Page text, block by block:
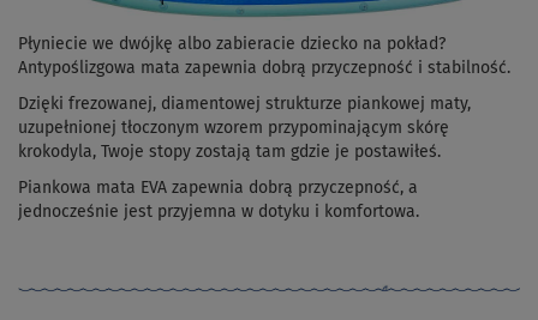
Płyniecie we dwójkę albo zabieracie dziecko na pokład?
Antypoślizgowa mata zapewnia dobrą przyczepność i stabilność.
Dzięki frezowanej, diamentowej strukturze piankowej maty,
uzupełnionej tłoczonym wzorem przypominającym skórę
krokodyla, Twoje stopy zostają tam gdzie je postawiłeś.
Piankowa mata EVA zapewnia dobrą przyczepność, a
jednocześnie jest przyjemna w dotyku i komfortowa.